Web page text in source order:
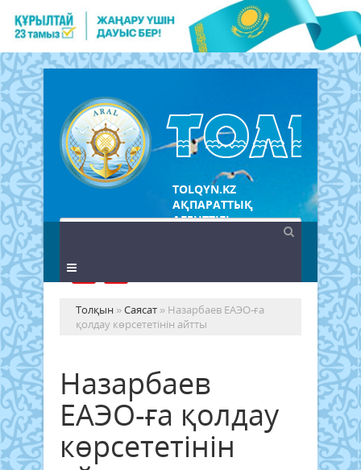
TOLQYN.KZ
АҚПАРАТТЫҚ
АГЕНТТІГІ
Толқын »Саясат » Назарбаев ЕАЭО-ға
қолдау көрсететінін айтты
Назарбаев
ЕАЭО-ға қолдау
көрсететінін